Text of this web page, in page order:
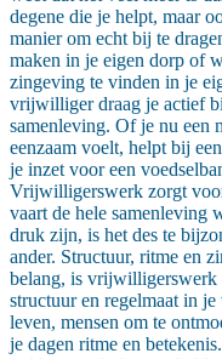
degene die je helpt, maar
manier om echt bij te
maken in je eigen dorp of
zingeving te vinden in je
vrijwilliger draag je actief
samenleving. Of je nu een
eenzaam voelt, helpt bij
je inzet voor een
Vrijwilligerswerk zorgt
vaart de hele samenleving
druk zijn, is het des te
ander. Structuur, ritme en
belang, is
structuur en regelmaat in
leven, mensen om te
je dagen ritme en